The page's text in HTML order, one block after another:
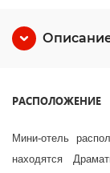
РАСПОЛОЖЕНИЕ
Мини-отель
находятся